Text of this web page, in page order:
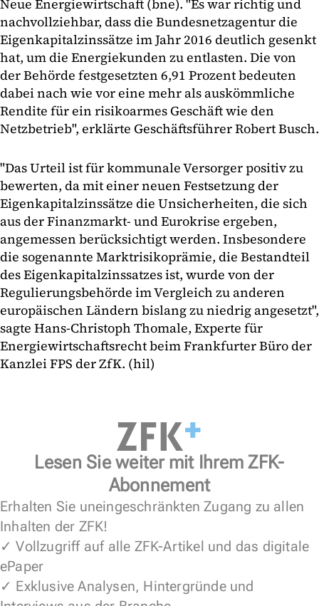
Neue Energiewirtschaft (bne). "Es war richtig und
nachvollziehbar, dass die Bundesnetzagentur die
Eigenkapitalzinssätze im Jahr 2016 deutlich gesenkt
hat, um die Energiekunden zu entlasten. Die von
der Behörde festgesetzten 6,91 Prozent bedeuten
dabei nach wie vor eine mehr als auskömmliche
Rendite für ein risikoarmes Geschäft wie den
Netzbetrieb", erklärte Geschäftsführer Robert Busch.
"Das Urteil ist für kommunale Versorger positiv zu
bewerten, da mit einer neuen Festsetzung der
Eigenkapitalzinssätze die Unsicherheiten, die sich
aus der Finanzmarkt- und Eurokrise ergeben,
angemessen berücksichtigt werden. Insbesondere
die sogenannte Marktrisikoprämie, die Bestandteil
des Eigenkapitalzinssatzes ist, wurde von der
Regulierungsbehörde im Vergleich zu anderen
europäischen Ländern bislang zu niedrig angesetzt",
sagte Hans-Christoph Thomale, Experte für
Energiewirtschaftsrecht beim Frankfurter Büro der
Kanzlei FPS der ZfK. (hil)
Lesen Sie weiter mit Ihrem ZFK-
Abonnement
Erhalten Sie uneingeschränkten Zugang zu allen
Inhalten der ZFK!
✓ Vollzugriff auf alle ZFK-Artikel und das digitale
ePaper
✓ Exklusive Analysen, Hintergründe und